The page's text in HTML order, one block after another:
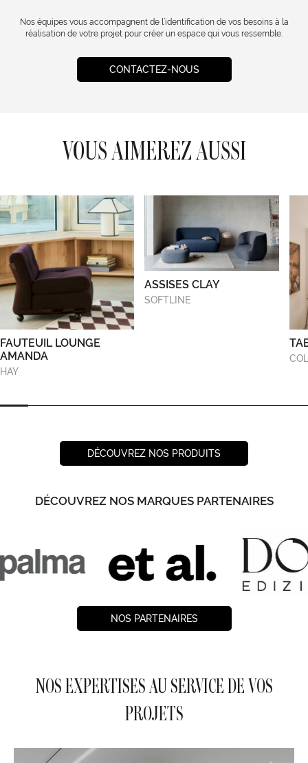
Nos équipes vous accompagnent de l’identification de vos besoins à la
réalisation de votre projet pour créer un espace qui vous ressemble.
CONTACTEZ-NOUS
VOUS AIMEREZ AUSSI
FAUTEUIL LOUNGE
AMANDA
HAY
ASSISES CLAY
SOFTLINE
DÉCOUVREZ NOS PRODUITS
DÉCOUVREZ NOS MARQUES PARTENAIRES
NOS PARTENAIRES
NOS EXPERTISES AU SERVICE DE VOS
PROJETS